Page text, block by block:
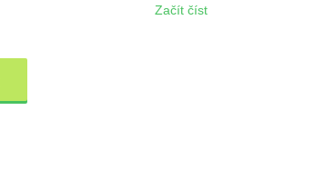
Začít číst